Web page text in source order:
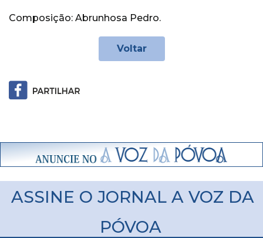
Composição: Abrunhosa Pedro.
Voltar
ASSINE O JORNAL A VOZ DA
PÓVOA